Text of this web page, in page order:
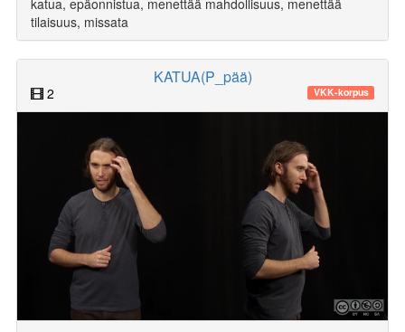
tilaisuus, missata
KATUA(P_pää)
2 VKK-korpus